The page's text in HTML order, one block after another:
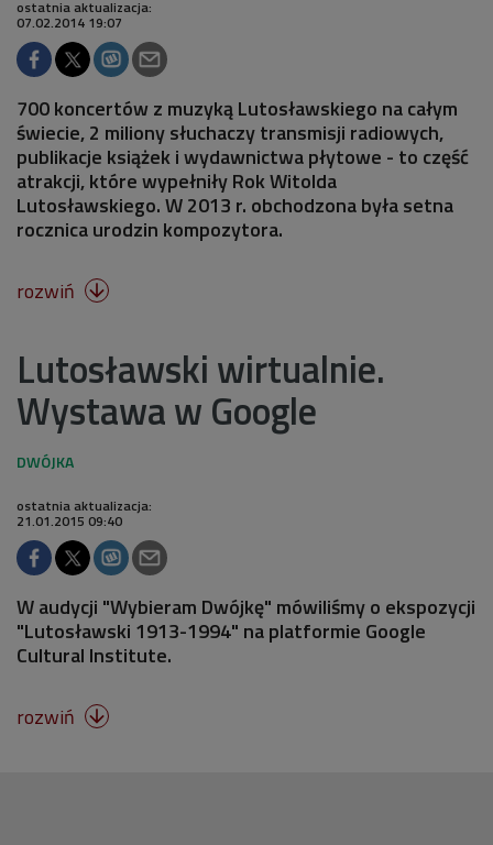
ostatnia aktualizacja:
07.02.2014 19:07
700 koncertów z muzyką Lutosławskiego na całym
świecie, 2 miliony słuchaczy transmisji radiowych,
publikacje książek i wydawnictwa płytowe - to część
atrakcji, które wypełniły Rok Witolda
Lutosławskiego. W 2013 r. obchodzona była setna
rocznica urodzin kompozytora.
rozwiń 
Lutosławski wirtualnie.
Wystawa w Google
ostatnia aktualizacja:
21.01.2015 09:40
W audycji "Wybieram Dwójkę" mówiliśmy o ekspozycji
"Lutosławski 1913-1994" na platformie Google
Cultural Institute.
rozwiń 